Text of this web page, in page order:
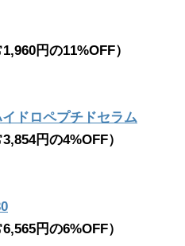
円の11%OFF）
ドロペプチドセラム
円の4%OFF）
円の6%OFF）